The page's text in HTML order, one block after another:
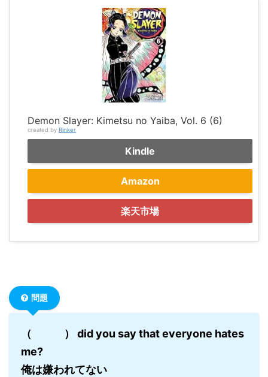
Demon Slayer: Kimetsu no Yaiba, Vol. 6 (6)
created by Rinker
Kindle
Amazon
楽天市場
問題
（ ） did you say that everyone hates
me?
俺は嫌われてない